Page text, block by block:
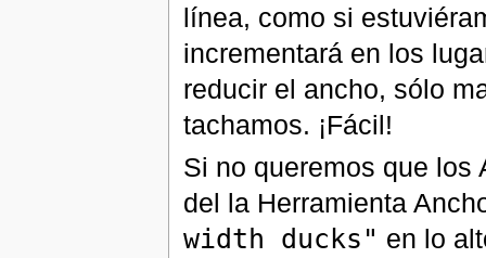
línea, como si
incrementará en los
reducir el ancho, sólo
tachamos. ¡Fácil!
Si no queremos que los
del la Herramienta
width ducks" en lo